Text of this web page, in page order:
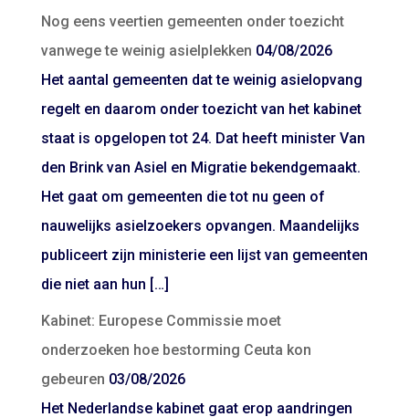
Nog eens veertien gemeenten onder toezicht
vanwege te weinig asielplekken 04/08/2026
Het aantal gemeenten dat te weinig asielopvang
regelt en daarom onder toezicht van het kabinet
staat is opgelopen tot 24. Dat heeft minister Van
den Brink van Asiel en Migratie bekendgemaakt.
Het gaat om gemeenten die tot nu geen of
nauwelijks asielzoekers opvangen. Maandelijks
publiceert zijn ministerie een lijst van gemeenten
die niet aan hun […]
Kabinet: Europese Commissie moet
onderzoeken hoe bestorming Ceuta kon
gebeuren 03/08/2026
Het Nederlandse kabinet gaat erop aandringen